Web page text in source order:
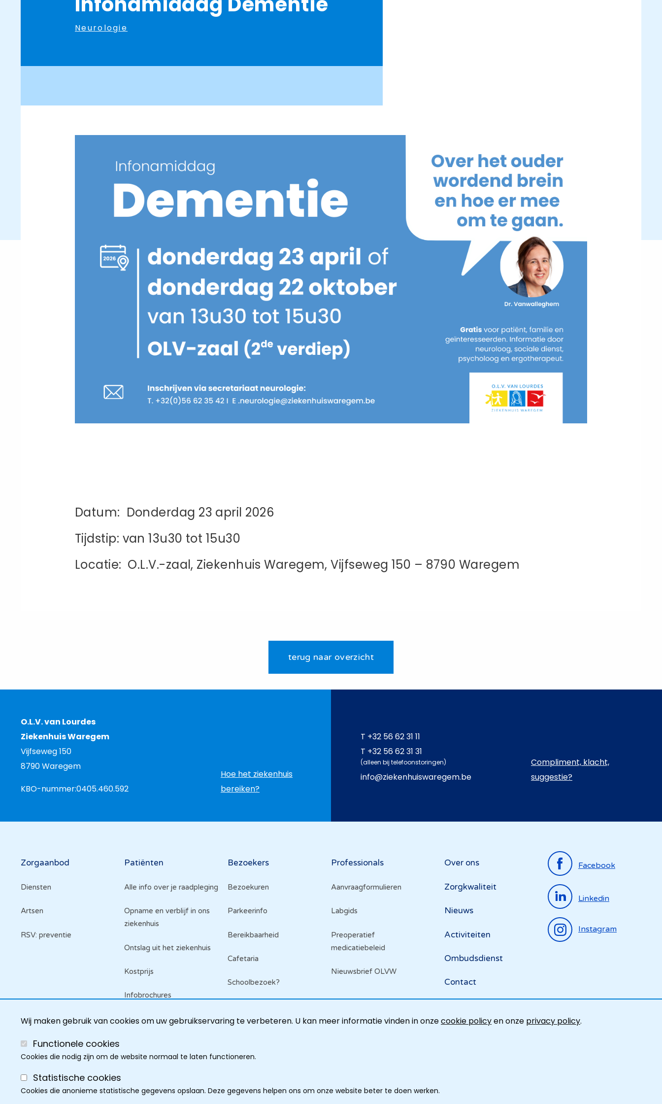
Wij maken gebruik van cookies om uw gebruikservaring te verbeteren. U kan meer informatie vinden in onzecookie policyen onze privacy policy.
Functionele cookies
Cookies die nodig zijn om de website normaal te laten functioneren.
Statistische cookies
Cookies die anonieme statistische gegevens opslaan. Deze gegevens helpen ons om onze website beter te doen werken.
Neurologie
Datum: Donderdag 23 april 2026
Tijdstip: van 13u30 tot 15u30
Locatie: O.L.V.-zaal, Ziekenhuis Waregem, Vijfseweg 150 – 8790 Waregem
terug naar overzicht
O.L.V. van Lourdes
Ziekenhuis Waregem
Vijfseweg 150
8790 Waregem
KBO-nummer:0405.460.592
Hoe het ziekenhuis
bereiken?
T +32 56 62 31 11
T +32 56 62 31 31
(alleen bij telefoonstoringen)
info@ziekenhuiswaregem.be
Compliment, klacht,
suggestie?
Hoofdnavigatie
Zorgaanbod
Diensten
Artsen
RSV: preventie
Patiënten
Alle info over je raadpleging
Opname en verblijf in ons
ziekenhuis
Ontslag uit het ziekenhuis
Kostprijs
Infobrochures
Raadpleeg je dossier
Bezoekers
Bezoekuren
Parkeerinfo
Bereikbaarheid
Cafetaria
Schoolbezoek?
Professionals
Aanvraagformulieren
Labgids
Preoperatief
medicatiebeleid
Nieuwsbrief OLVW
Top
menu
Over ons
Zorgkwaliteit
Nieuws
Activiteiten
Ombudsdienst
Contact
Facebook
Linkedin
Instagram